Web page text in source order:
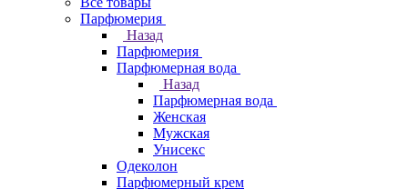
Парфюмерия
Назад
Парфюмерия
Парфюмерная вода
Назад
Парфюмерная вода
Женская
Мужская
Унисекс
Одеколон
Парфюмерный крем